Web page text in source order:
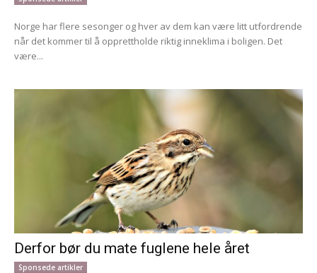
Norge har flere sesonger og hver av dem kan være litt utfordrende
når det kommer til å opprettholde riktig inneklima i boligen. Det
være...
Derfor bør du mate fuglene hele året
Sponsede artikler